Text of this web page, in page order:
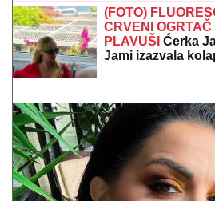
uzela sve stvari: